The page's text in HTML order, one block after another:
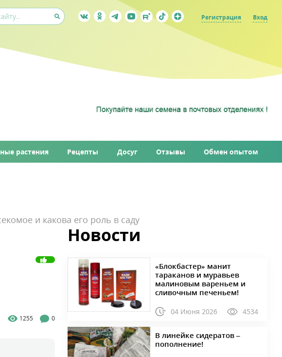
Регистрация Вход
растения Рецепты Досуг Отзывы Обмен опытом
и какова его роль в саду
1255 0
Новости
«Блокбастер» манит
тараканов и муравьев
малиновым вареньем и
сливочным печеньем!
04 Июня 2026 4534
В линейке сидератов –
пополнение!